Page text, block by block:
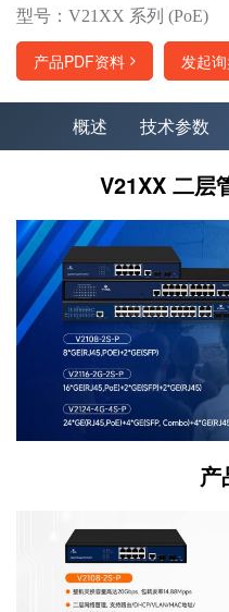
型号：V21XX 系列 (PoE)
产品PDF资料 发起
概述 技术参数
V21XX 二层
产